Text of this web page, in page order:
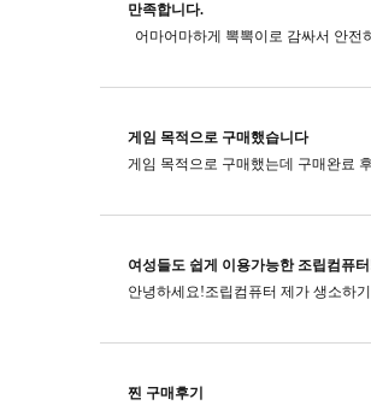
만족합니다.
게임 목적으로 구매했습니다
여성들도 쉽게 이용가능한 조립컴퓨
찐 구매후기